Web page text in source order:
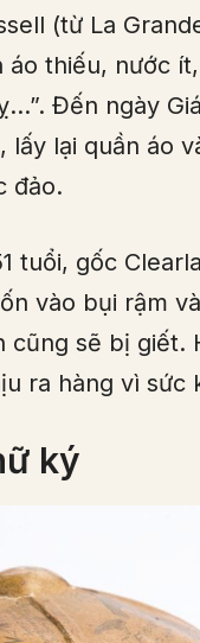
(từ La
thiếu, nước
Đến ngày
lại quần áo
đảo.
tuổi, gốc
vào bụi rậm
sẽ bị giết.
ra hàng vì sức
ký